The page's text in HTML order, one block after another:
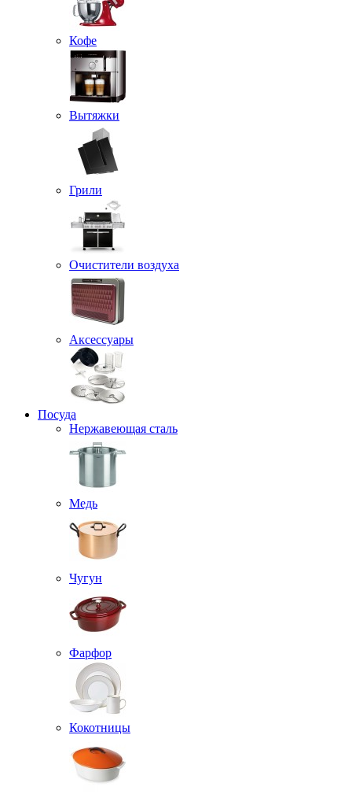
Кофе
Вытяжки
Грили
Очистители воздуха
Аксессуары
Посуда
Нержавеющая сталь
Медь
Чугун
Фарфор
Кокотницы